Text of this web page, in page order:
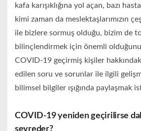
kafa karışıklığına yol açan, bazı
kimi zaman da meslektaşlarımızın
ile bizlere sormuş olduğu, bizim de
bilinçlendirmek için önemli
COVID-19 geçirmiş kişiler
edilen soru ve sorunlar ile ilgili
bilimsel bilgiler ışığında paylaşmak
COVID-19 yeniden geçirilirse